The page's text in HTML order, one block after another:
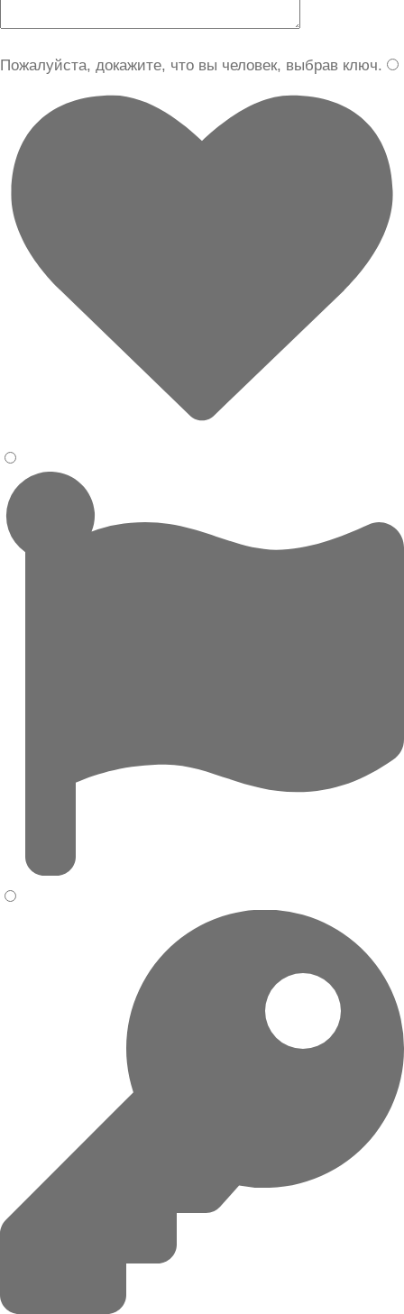
Пожалуйста, докажите, что вы человек, выбрав ключ.